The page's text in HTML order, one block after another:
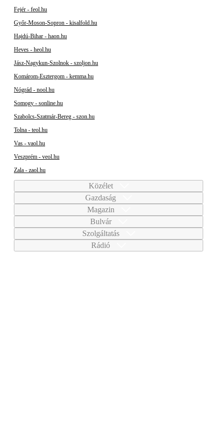
Fejér - feol.hu
Győr-Moson-Sopron - kisalfold.hu
Hajdú-Bihar - haon.hu
Heves - heol.hu
Jász-Nagykun-Szolnok - szoljon.hu
Komárom-Esztergom - kemma.hu
Nógrád - nool.hu
Somogy - sonline.hu
Szabolcs-Szatmár-Bereg - szon.hu
Tolna - teol.hu
Vas - vaol.hu
Veszprém - veol.hu
Zala - zaol.hu
Közélet
Gazdaság
Magazin
Bulvár
Szolgáltatás
Rádió